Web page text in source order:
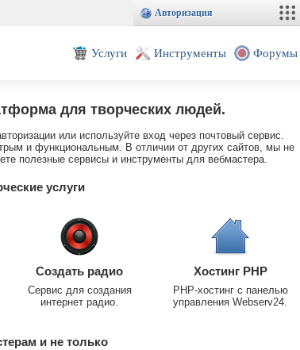
Авторизация
Услуги Инструменты Форумы
для творческих людей.
или используйте вход через почтовый сервис.
и функциональным. В отличии от других сайтов, мы не
полезные сервисы и инструменты для вебмастера.
услуги
Создать радио
Сервис для создания
интернет радио.
Хостинг PHP
PHP-хостинг с панелью
управления Webserv24.
и не только